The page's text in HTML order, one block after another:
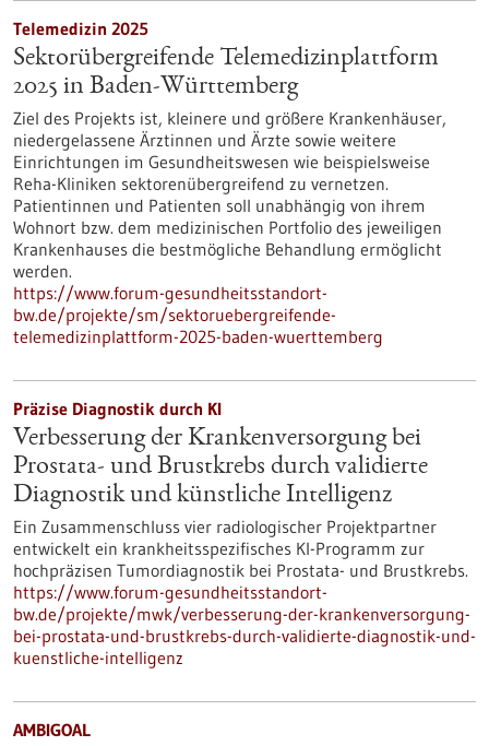
Telemedizin 2025
Sektorübergreifende Telemedizinplattform
2025 in Baden-Württemberg
Ziel des Projekts ist, kleinere und größere Krankenhäuser,
niedergelassene Ärztinnen und Ärzte sowie weitere
Einrichtungen im Gesundheitswesen wie beispielsweise
Reha-Kliniken sektorenübergreifend zu vernetzen.
Patientinnen und Patienten soll unabhängig von ihrem
Wohnort bzw. dem medizinischen Portfolio des jeweiligen
Krankenhauses die bestmögliche Behandlung ermöglicht
werden.
https://www.forum-gesundheitsstandort-
bw.de/projekte/sm/sektoruebergreifende-
telemedizinplattform-2025-baden-wuerttemberg
Präzise Diagnostik durch KI
Verbesserung der Krankenversorgung bei
Prostata- und Brustkrebs durch validierte
Diagnostik und künstliche Intelligenz
Ein Zusammenschluss vier radiologischer Projektpartner
entwickelt ein krankheitsspezifisches KI-Programm zur
hochpräzisen Tumordiagnostik bei Prostata- und Brustkrebs.
https://www.forum-gesundheitsstandort-
bw.de/projekte/mwk/verbesserung-der-krankenversorgung-
bei-prostata-und-brustkrebs-durch-validierte-diagnostik-und-
kuenstliche-intelligenz
AMBIGOAL